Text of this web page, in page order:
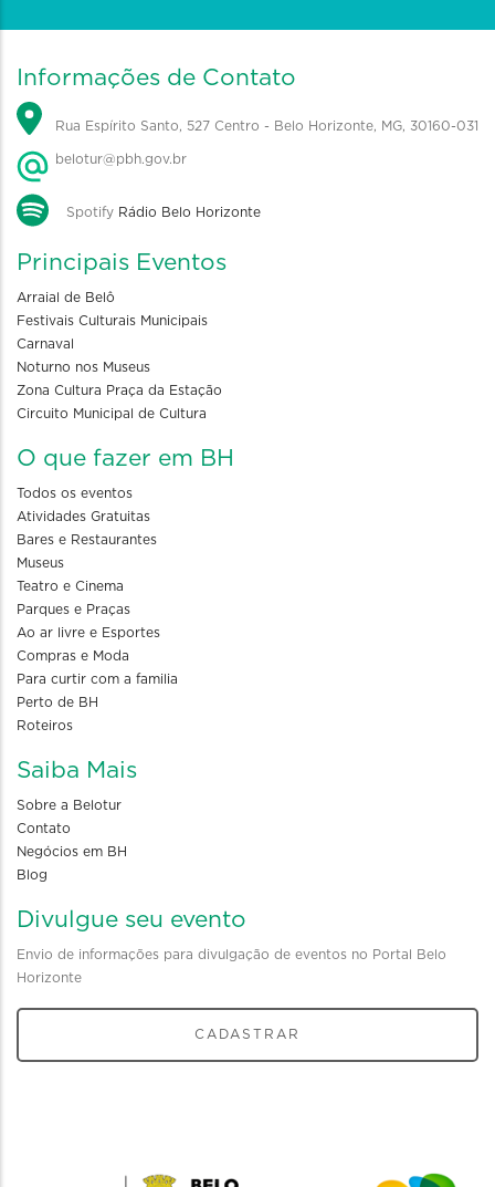
Informações de Contato
Rua Espírito Santo, 527 Centro - Belo Horizonte, MG, 30160-031
belotur@pbh.gov.br
Spotify Rádio Belo Horizonte
Principais Eventos
Arraial de Belô
Festivais Culturais Municipais
Carnaval
Noturno nos Museus
Zona Cultura Praça da Estação
Circuito Municipal de Cultura
O que fazer em BH
Todos os eventos
Atividades Gratuitas
Bares e Restaurantes
Museus
Teatro e Cinema
Parques e Praças
Ao ar livre e Esportes
Compras e Moda
Para curtir com a familia
Perto de BH
Roteiros
Saiba Mais
Sobre a Belotur
Contato
Negócios em BH
Blog
Divulgue seu evento
Envio de informações para divulgação de eventos no Portal Belo
Horizonte
CADASTRAR